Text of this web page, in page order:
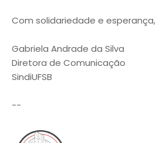
Com solidariedade e esperança,
Gabriela Andrade da Silva
Diretora de Comunicação
SindiUFSB
--